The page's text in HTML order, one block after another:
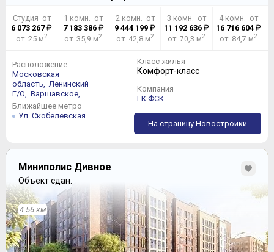
Студия от
6 073 267₽
от 25 м2
1 комн. от
7 183 386₽
от 35,9 м2
2 комн. от
9 444 199 ₽
от 42,8 м2
3 комн. от
11 192 636 ₽
от 70,3 м2
4 комн. от
16 716 604₽
от 84,7 м2
Расположение
Московская
область, Ленинский
Г/О, Варшавское,
Ближайшее метро
Ул. Скобелевская
Класс жилья
Комфорт-класс
Компания
ГК ФСК
На страницу Новостройки
Миниполис Дивное
Объект сдан.
4.56 км